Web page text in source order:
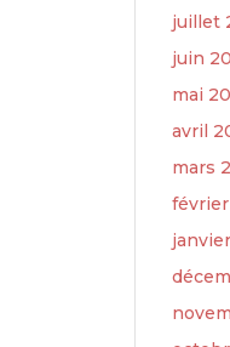
juillet
juin
mai
avril
mars
février